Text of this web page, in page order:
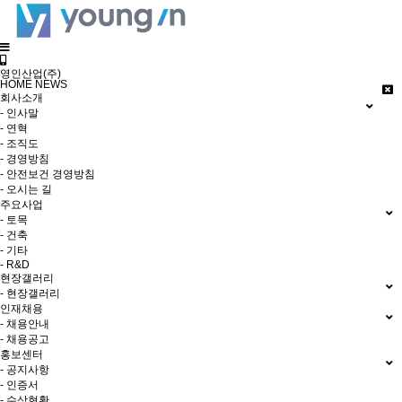
영인산업(주)
HOME NEWS
회사소개
- 인사말
- 연혁
- 조직도
- 경영방침
- 안전보건 경영방침
- 오시는 길
주요사업
- 토목
- 건축
- 기타
- R&D
현장갤러리
- 현장갤러리
인재채용
- 채용안내
- 채용공고
홍보센터
- 공지사항
- 인증서